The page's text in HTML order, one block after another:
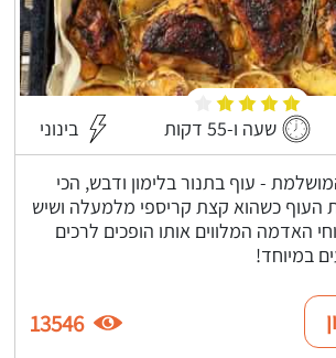
שעה ו-55 דקות בינוני
- עוף בתנור בלימון ודבש, הכי
העוף כשהוא קצת קריספי מלמעלה ושיש
האדמה המלווים אותו הופכים לרכים
במיוחד!
13546